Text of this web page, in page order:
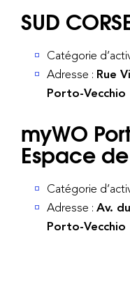
SUD
Catégorie
Adresse : Rue
Porto-Vecchio
myWO
Espace
Catégorie
Adresse : Av.
Porto-Vecchio